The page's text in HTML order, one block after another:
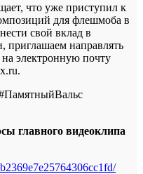
что уже приступил к
для флешмоба в
свой вклад в
приглашаем направлять
электронную почту
главного видеоклипа